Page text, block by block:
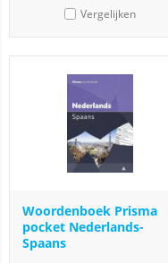
Vergelijken
Woordenboek Prisma
pocket Nederlands-
Spaans